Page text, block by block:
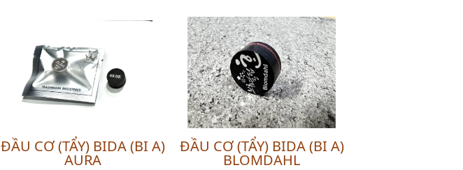
ĐẦU CƠ (TẨY) BIDA (BI A)
AURA
ĐẦU CƠ (TẨY) BIDA (BI A)
BLOMDAHL